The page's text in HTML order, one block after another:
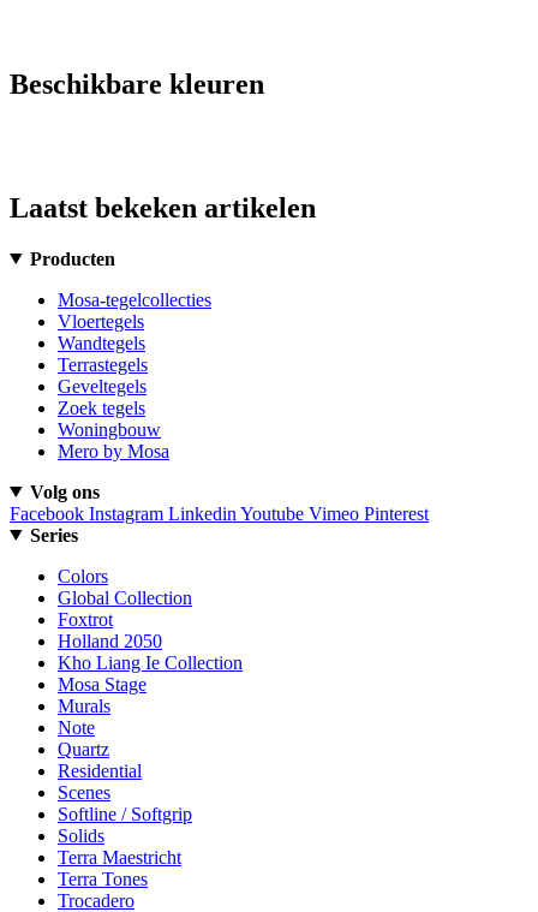
Beschikbare kleuren
Laatst bekeken artikelen
Producten
Mosa-tegelcollecties
Vloertegels
Wandtegels
Terrastegels
Geveltegels
Zoek tegels
Woningbouw
Mero by Mosa
Volg ons
Facebook Instagram Linkedin Youtube Vimeo Pinterest
Series
Colors
Global Collection
Foxtrot
Holland 2050
Kho Liang Ie Collection
Mosa Stage
Murals
Note
Quartz
Residential
Scenes
Softline / Softgrip
Solids
Terra Maestricht
Terra Tones
Trocadero